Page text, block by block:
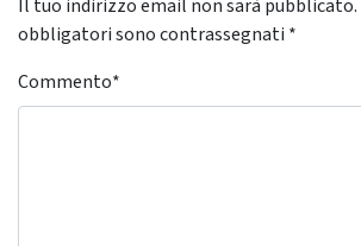
Il tuo indirizzo email non sarà pubblicato.
obbligatori sono contrassegnati *
Commento*